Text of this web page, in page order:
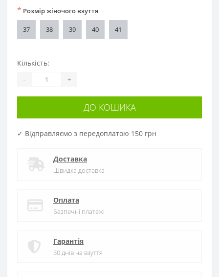
* Розмір жіночого взуття
37 38 39 40 41
Кількість:
- +
ДО КОШИКА
✓ Відправляємо з передоплатою 150 грн
Доставка
Швидка доставка
Оплата
Безпечні платежі
Гарантія
30 днів на взуття